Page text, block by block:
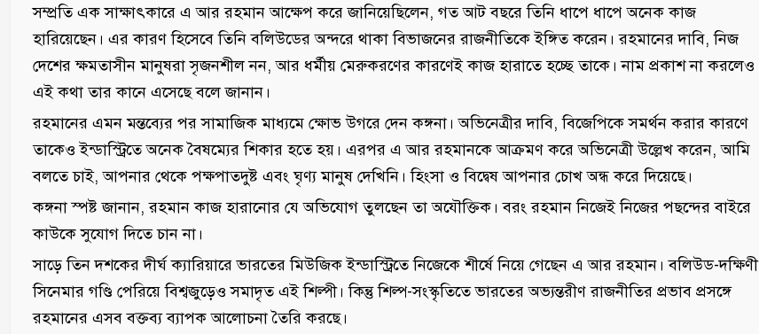
সম্প্রতি এক সাক্ষাৎকারে এ আর রহমান আক্ষেপ করে জানিয়েছিলেন, গত আট বছরে তিনি ধাপে ধাপে অনেক কাজ
হারিয়েছেন। এর কারণ হিসেবে তিনি বলিউডের অন্দরে থাকা বিভাজনের রাজনীতিকে ইঙ্গিত করেন। রহমানের দাবি, নিজ
দেশের ক্ষমতাসীন মানুষরা সৃজনশীল নন, আর ধর্মীয় মেরুকরণের কারণেই কাজ হারাতে হচ্ছে তাকে। নাম প্রকাশ না করলেও
এই কথা তার কানে এসেছে বলে জানান।
রহমানের এমন মন্তব্যের পর সামাজিক মাধ্যমে ক্ষোভ উগরে দেন কঙ্গনা। অভিনেত্রীর দাবি, বিজেপিকে সমর্থন করার কারণে
তাকেও ইন্ডাস্ট্রিতে অনেক বৈষম্যের শিকার হতে হয়। এরপর এ আর রহমানকে আক্রমণ করে অভিনেত্রী উল্লেখ করেন, আমি
বলতে চাই, আপনার থেকে পক্ষপাতদুষ্ট এবং ঘৃণ্য মানুষ দেখিনি। হিংসা ও বিদ্বেষ আপনার চোখ অন্ধ করে দিয়েছে।
কঙ্গনা স্পষ্ট জানান, রহমান কাজ হারানোর যে অভিযোগ তুলছেন তা অযৌক্তিক। বরং রহমান নিজেই নিজের পছন্দের বাইরে
কাউকে সুযোগ দিতে চান না।
সাড়ে তিন দশকের দীর্ঘ ক্যারিয়ারে ভারতের মিউজিক ইন্ডাস্ট্রিতে নিজেকে শীর্ষে নিয়ে গেছেন এ আর রহমান। বলিউড-দক্ষিণী
সিনেমার গণ্ডি পেরিয়ে বিশ্বজুড়েও সমাদৃত এই শিল্পী। কিন্তু শিল্প-সংস্কৃতিতে ভারতের অভ্যন্তরীণ রাজনীতির প্রভাব প্রসঙ্গে
রহমানের এসব বক্তব্য ব্যাপক আলোচনা তৈরি করছে।